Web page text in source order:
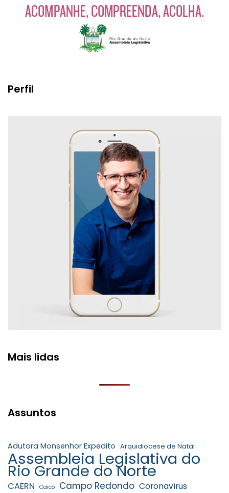
Perfil
Mais lidas
Assuntos
Adutora Monsenhor Expedito Arquidiocese de Natal
Assembleia Legislativa do
Rio Grande do Norte
CAERN Caicó Campo Redondo Coronavírus